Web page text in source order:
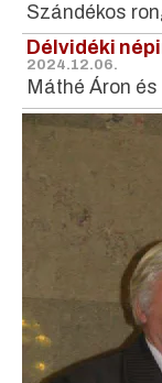
Szándékos
Délvidéki
2024.12.06.
Máthé Áron